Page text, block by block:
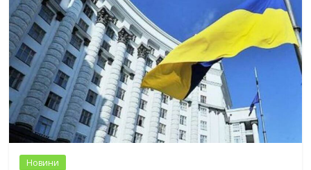
Новини